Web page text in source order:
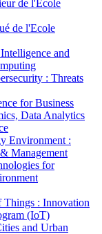
de l'Ecole
de l'Ecole
and
: Threats
for Business
Data Analytics
Environment :
Management
for
: Innovation
(IoT)
and Urban